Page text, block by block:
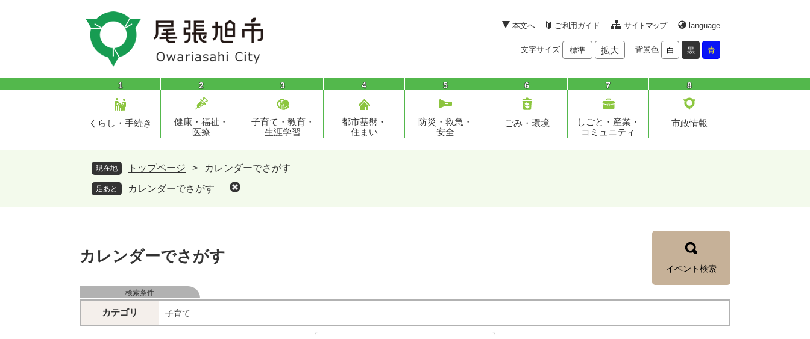
頭
飛
本文へ ご利用ガイド サイトマップ language
文字サイズ 標準 拡大 背景色 白 黒 青
1
くらし・手続き
2
健康・福祉・
医療
3
子育て・教育・
生涯学習
4
都市基盤・
住まい
5
防災・救急・
安全
6
ごみ・環境
7
しごと・産業・
コミュニティ
8
市政情報
現在地 トップページ > カレンダーでさがす
足あと カレンダーでさがす
文
カレンダーでさがす
イベント検索
検索条件
カテゴリ 子育て